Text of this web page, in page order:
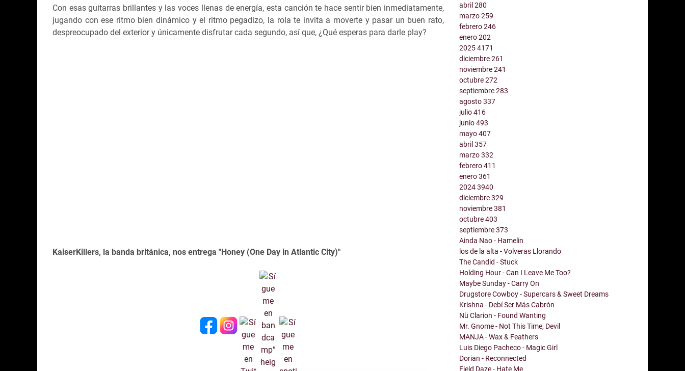
Con esas guitarras brillantes y las voces llenas de energía, esta canción te hace sentir bien inmediatamente,
jugando con ese ritmo bien dinámico y el ritmo pegadizo, la rola te invita a moverte y pasar un buen rato,
despreocupado del exterior y únicamente disfrutar cada segundo, así que, ¿Qué esperas para darle play?
KaiserKillers, la banda británica, nos entrega "Honey (One Day in Atlantic City)"
abril280
marzo259
febrero246
enero202
20254171
diciembre261
noviembre241
octubre272
septiembre283
agosto337
julio416
junio493
mayo407
abril357
marzo332
febrero411
enero361
20243940
diciembre329
noviembre381
octubre403
septiembre373
Ainda Nao - Hamelin
los de la alta - Volveras Llorando
The Candid - Stuck
Holding Hour - Can I Leave Me Too?
Maybe Sunday - Carry On
Drugstore Cowboy - Supercars & Sweet Dreams
Krishna - Debí Ser Más Cabrón
Nü Clarion - Found Wanting
Mr. Gnome - Not This Time, Devil
MANJA - Wax & Feathers
Luis Diego Pacheco - Magic Girl
Dorian - Reconnected
Field Daze - Hate Me